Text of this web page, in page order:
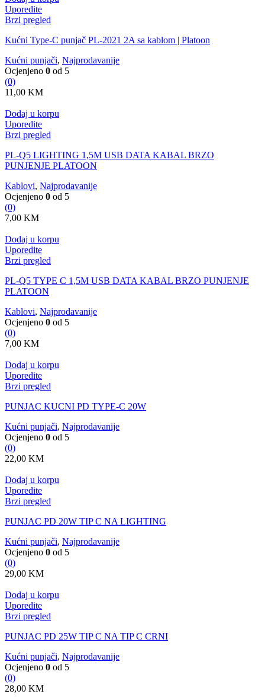
Uporedite
Brzi pregled
Kućni Type-C punjač PL-2021 2A sa kablom | Platoon
Kućni punjači, Najprodavanije
Ocjenjeno 0 od 5
(0)
11,00 KM
Dodaj u korpu
Uporedite
Brzi pregled
PL-Q5 LIGHTING 1,5M USB DATA KABAL BRZO
PUNJENJE PLATOON
Kablovi, Najprodavanije
Ocjenjeno 0 od 5
(0)
7,00 KM
Dodaj u korpu
Uporedite
Brzi pregled
PL-Q5 TYPE C 1,5M USB DATA KABAL BRZO PUNJENJE
PLATOON
Kablovi, Najprodavanije
Ocjenjeno 0 od 5
(0)
7,00 KM
Dodaj u korpu
Uporedite
Brzi pregled
PUNJAC KUCNI PD TYPE-C 20W
Kućni punjači, Najprodavanije
Ocjenjeno 0 od 5
(0)
22,00 KM
Dodaj u korpu
Uporedite
Brzi pregled
PUNJAC PD 20W TIP C NA LIGHTING
Kućni punjači, Najprodavanije
Ocjenjeno 0 od 5
(0)
29,00 KM
Dodaj u korpu
Uporedite
Brzi pregled
PUNJAC PD 25W TIP C NA TIP C CRNI
Kućni punjači, Najprodavanije
Ocjenjeno 0 od 5
(0)
28,00 KM